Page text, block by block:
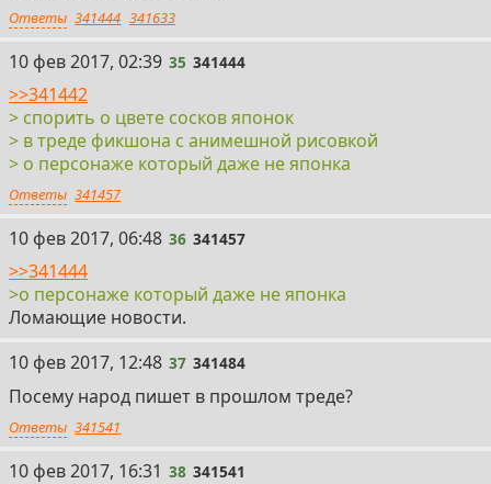
Ответы 341444 341633
35
10 фев 2017, 02:39 35 341444
>>341442
> спорить о цвете сосков японок
> в треде фикшона с анимешной рисовкой
> о персонаже который даже не японка
Ответы 341457
36
10 фев 2017, 06:48 36 341457
>>341444
>о персонаже который даже не японка
Ломающие новости.
37
10 фев 2017, 12:48 37 341484
Посему народ пишет в прошлом треде?
Ответы 341541
38
10 фев 2017, 16:31 38 341541